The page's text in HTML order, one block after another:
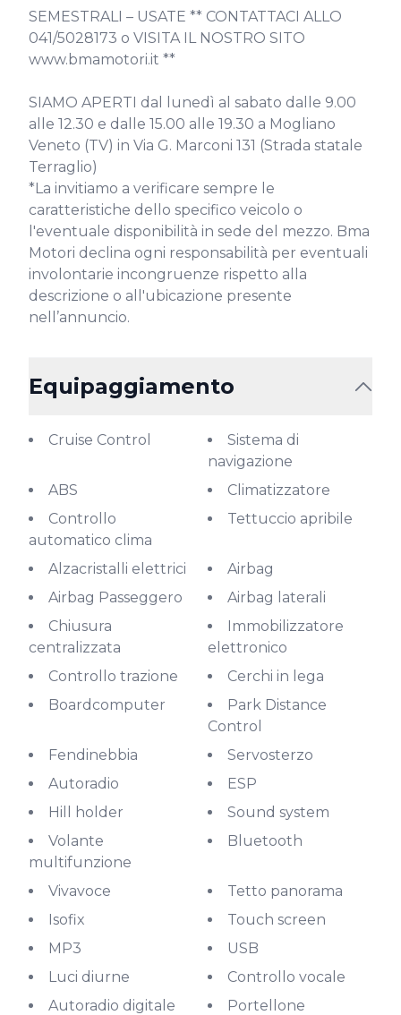
SEMESTRALI – USATE ** CONTATTACI ALLO
041/5028173 o VISITA IL NOSTRO SITO
www.bmamotori.it **
SIAMO APERTI dal lunedì al sabato dalle 9.00
alle 12.30 e dalle 15.00 alle 19.30 a Mogliano
Veneto (TV) in Via G. Marconi 131 (Strada statale
Terraglio)
*La invitiamo a verificare sempre le
caratteristiche dello specifico veicolo o
l'eventuale disponibilità in sede del mezzo. Bma
Motori declina ogni responsabilità per eventuali
involontarie incongruenze rispetto alla
descrizione o all'ubicazione presente
nell’annuncio.
Equipaggiamento
Cruise Control
Sistema di
navigazione
ABS
Climatizzatore
Controllo
automatico clima
Tettuccio apribile
Alzacristalli elettrici
Airbag
Airbag Passeggero
Airbag laterali
Chiusura
centralizzata
Immobilizzatore
elettronico
Controllo trazione
Cerchi in lega
Boardcomputer
Park Distance
Control
Fendinebbia
Servosterzo
Autoradio
ESP
Hill holder
Sound system
Volante
multifunzione
Bluetooth
Vivavoce
Tetto panorama
Isofix
Touch screen
MP3
USB
Luci diurne
Controllo vocale
Autoradio digitale
Portellone